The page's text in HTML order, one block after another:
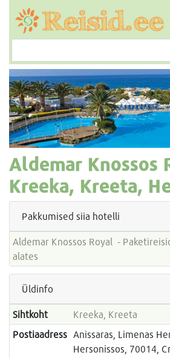
Aldemar Knossos
Kreeka, Kreeta,
Pakkumised siia hotelli
Aldemar Knossos Royal -
alates
Üldinfo
Sihtkoht
Kreeka, Kreeta
Postiaadress Anissaras, Limenas
Hersonissos, 70014,